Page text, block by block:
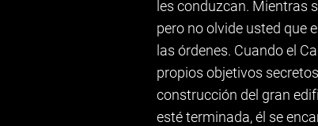
les conduzcan. Mientras
pero no olvide usted que
las órdenes. Cuando el
propios objetivos
construcción del gran
esté terminada, él se